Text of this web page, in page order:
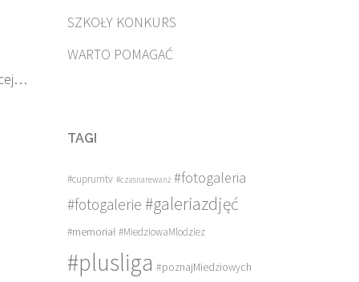
SZKOŁY KONKURS
WARTO POMAGAĆ
TAGI
#cuprumtv #czasnarewanż #fotogaleria
#fotogalerie #galeriazdjęć
#memoriał #MiedziowaMlodziez
#plusliga #poznajMiedziowych